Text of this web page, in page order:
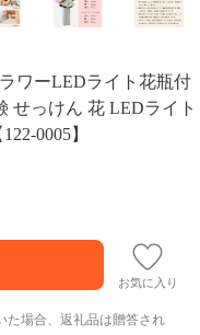
ワーLEDライト花瓶付
せっけん 花 LEDライト
0005】
お気に入り
た場合、返礼品は贈答され